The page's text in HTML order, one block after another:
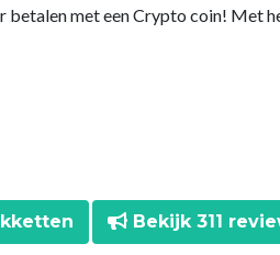
betalen met een Crypto coin! Met
Bekijk 311